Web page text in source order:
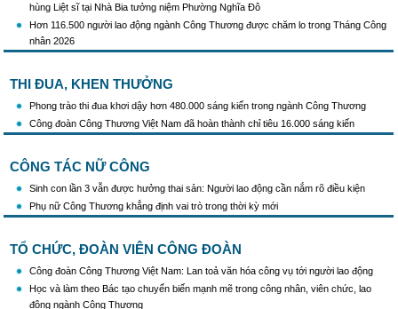
hùng Liệt sĩ tại Nhà Bia tưởng niệm Phường Nghĩa Đô
Hơn 116.500 người lao động ngành Công Thương được chăm lo trong Tháng Công
nhân 2026
THI ĐUA, KHEN THƯỞNG
Phong trào thi đua khơi dậy hơn 480.000 sáng kiến trong ngành Công Thương
Công đoàn Công Thương Việt Nam đã hoàn thành chỉ tiêu 16.000 sáng kiến
CÔNG TÁC NỮ CÔNG
Sinh con lần 3 vẫn được hưởng thai sản: Người lao động cần nắm rõ điều kiện
Phụ nữ Công Thương khẳng định vai trò trong thời kỳ mới
TỔ CHỨC, ĐOÀN VIÊN CÔNG ĐOÀN
Công đoàn Công Thương Việt Nam: Lan toả văn hóa công vụ tới người lao động
Học và làm theo Bác tạo chuyển biến mạnh mẽ trong công nhân, viên chức, lao
động ngành Công Thương